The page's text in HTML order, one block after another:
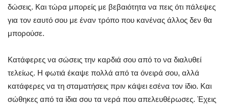
δώσεις. Και τώρα μπορείς με βεβαιότητα να πεις ότι πάλεψες
για τον εαυτό σου με έναν τρόπο που κανένας άλλος δεν θα
μπορούσε.
Κατάφερες να σώσεις την καρδιά σου από το να διαλυθεί
τελείως. Η φωτιά έκαψε πολλά από τα όνειρά σου, αλλά
κατάφερες να τη σταματήσεις πριν κάψει εσένα τον ίδιο. Και
σώθηκες από τα ίδια σου τα νερά που απελευθέρωσες. Έχεις